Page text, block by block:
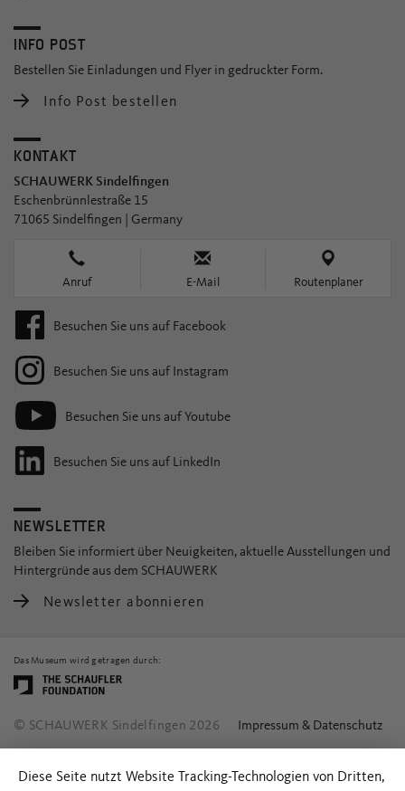
INFO POST
Bestellen Sie Einladungen und Flyer in gedruckter Form.
Info Post bestellen
KONTAKT
SCHAUWERK Sindelfingen
Eschenbrünnlestraße 15
71065 Sindelfingen | Germany
Anruf E-Mail Routenplaner
Besuchen Sie uns auf Facebook
Besuchen Sie uns auf Instagram
Besuchen Sie uns auf Youtube
Besuchen Sie uns auf LinkedIn
NEWSLETTER
Bleiben Sie informiert über Neuigkeiten, aktuelle Ausstellungen und
Hintergründe aus dem SCHAUWERK
Newsletter abonnieren
Das Museum wird getragen durch:
© SCHAUWERK Sindelfingen 2026 Impressum & Datenschutz
Diese Seite nutzt Website Tracking-Technologien von Dritten,